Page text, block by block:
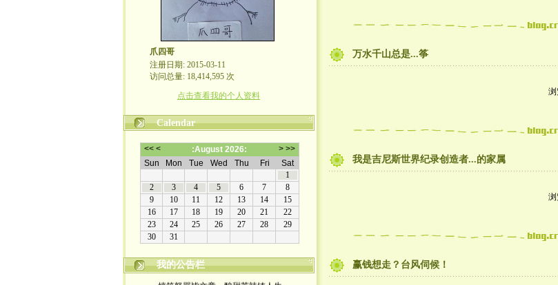
爪四哥
注册日期: 2015-03-11
访问总量: 18,414,595 次
点击查看我的个人资料
Calendar
我的公告栏
万水千山总是...筝
浏
我是吉尼斯世界纪录创造者...的家属
浏
赢钱想走？台风伺候！